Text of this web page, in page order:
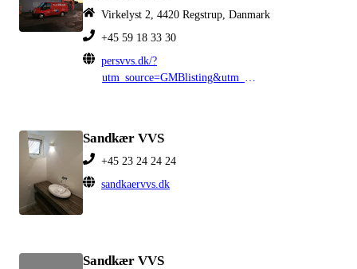
Virkelyst 2, 4420 Regstrup, Danmark
+45 59 18 33 30
persvvs.dk/?
utm_source=GMBlisting&utm_medium=Organic
Sandkær VVS
+45 23 24 24 24
sandkaervvs.dk
Sandkær VVS